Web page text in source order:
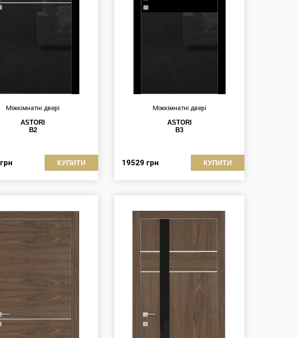
Міжкімнатні двері
ASTORI
B2
грн КУПИТИ
Міжкімнатні двері
ASTORI
B3
19529 грн КУПИТИ